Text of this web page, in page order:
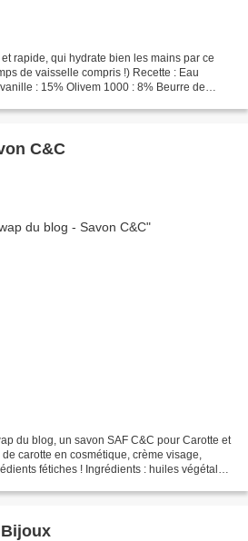
rapide, qui hydrate bien les mains par ce
de vaisselle compris !) Recette : Eau
: 15% Olivem 1000 : 8% Beurre de
C&C
du blog, un savon SAF C&C pour Carotte et
carotte en cosmétique, crème visage,
fétiches ! Ingrédients : huiles végétales